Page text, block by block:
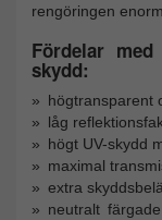
rengöringen
Fördelar
skydd:
högtransparent
låg
högt UV-skydd
maximal
extra
neutralt